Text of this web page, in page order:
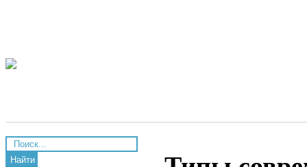
Найти